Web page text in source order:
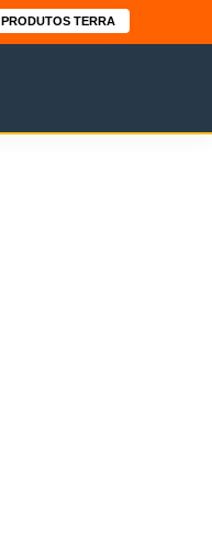
PRODUTOS TERRA